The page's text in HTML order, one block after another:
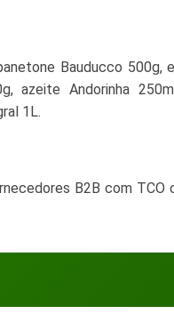
Bauducco 500g,
azeite Andorinha
1L.
B2B com TCO